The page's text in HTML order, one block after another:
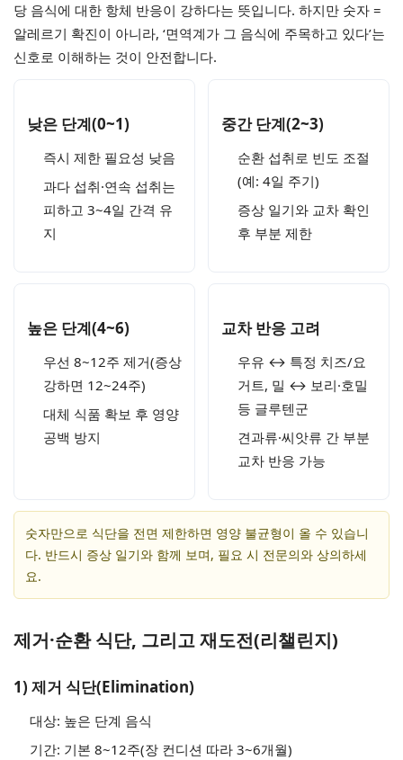
당 음식에 대한 항체 반응이 강하다는 뜻입니다. 하지만 숫자 =
알레르기 확진이 아니라, ‘면역계가 그 음식에 주목하고 있다’는
신호로 이해하는 것이 안전합니다.
낮은 단계(0~1)
즉시 제한 필요성 낮음
과다 섭취·연속 섭취는
피하고 3~4일 간격 유
지
중간 단계(2~3)
순환 섭취로 빈도 조절
(예: 4일 주기)
증상 일기와 교차 확인
후 부분 제한
높은 단계(4~6)
우선 8~12주 제거(증상
강하면 12~24주)
대체 식품 확보 후 영양
공백 방지
교차 반응 고려
우유 ↔ 특정 치즈/요
거트, 밀 ↔ 보리·호밀
등 글루텐군
견과류·씨앗류 간 부분
교차 반응 가능
숫자만으로 식단을 전면 제한하면 영양 불균형이 올 수 있습니
다. 반드시 증상 일기와 함께 보며, 필요 시 전문의와 상의하세
요.
제거·순환 식단, 그리고 재도전(리챌린지)
1) 제거 식단(Elimination)
대상: 높은 단계 음식
기간: 기본 8~12주(장 컨디션 따라 3~6개월)